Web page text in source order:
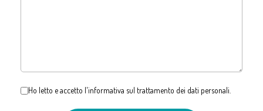
Ho letto e accetto l'informativa sul trattamento dei dati personali.